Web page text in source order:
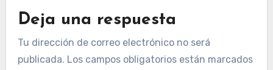
Deja una respuesta
Tu dirección de correo electrónico no será
publicada. Los campos obligatorios están marcados